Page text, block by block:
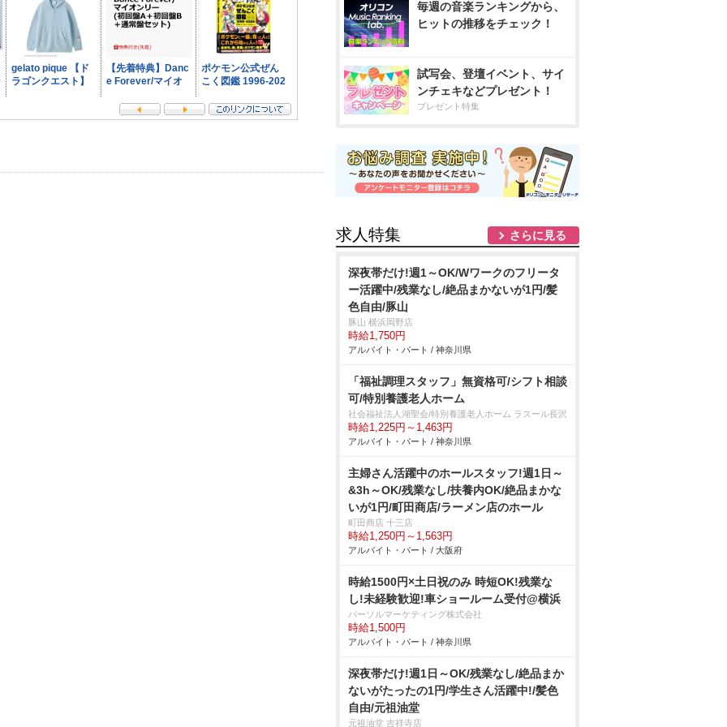
毎週の音楽ランキングから、
ヒットの推移をチェック！
試写会、登壇イベント、サイ
ンチェキなどプレゼント！
プレゼント特集
求人特集 さらに見る
深夜帯だけ!週1～OK/Wワークのフリータ
ー活躍中/残業なし/絶品まかないが1円/髪
色自由/豚山
豚山 横浜岡野店
時給1,750円
アルバイト・パート / 神奈川県
「福祉調理スタッフ」無資格可/シフト相談
可/特別養護老人ホーム
社会福祉法人湖聖会/特別養護老人ホーム ラスール長沢
時給1,225円～1,463円
アルバイト・パート / 神奈川県
主婦さん活躍中のホールスタッフ!週1日～
&3h～OK/残業なし/扶養内OK/絶品まかな
いが1円/町田商店/ラーメン店のホール
町田商店 十三店
時給1,250円～1,563円
アルバイト・パート / 大阪府
時給1500円×土日祝のみ 時短OK!残業な
し!未経験歓迎!車ショールーム受付@横浜
パーソルマーケティング株式会社
時給1,500円
アルバイト・パート / 神奈川県
深夜帯だけ!週1日～OK/残業なし/絶品まか
ないがたったの1円/学生さん活躍中!/髪色
自由/元祖油堂
元祖油堂 吉祥寺店